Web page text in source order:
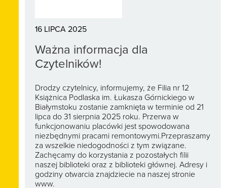
16 LIPCA 2025
Ważna informacja dla
Czytelników!
Drodzy czytelnicy, informujemy, że Filia nr 12
Książnica Podlaska im. Łukasza Górnickiego w
Białymstoku zostanie zamknięta w terminie od 21
lipca do 31 sierpnia 2025 roku. Przerwa w
funkcjonowaniu placówki jest spowodowana
niezbędnymi pracami remontowymi.Przepraszamy
za wszelkie niedogodności z tym związane.
Zachęcamy do korzystania z pozostałych filii
naszej biblioteki oraz z biblioteki głównej. Adresy i
godziny otwarcia znajdziecie na naszej stronie
www.